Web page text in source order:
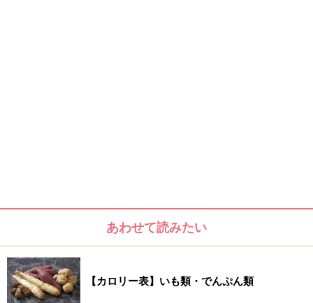
（砂糖類）液糖 しょ糖型液糖……271kcal
（砂糖類）液糖 転化型液糖コーヒーシュガー……
307kcal
あわせて読みたい
【カロリー表】いも類・でんぷん類